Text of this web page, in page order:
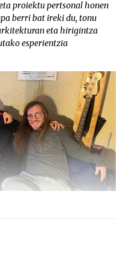
proiektu pertsonal honen
berri bat ireki du, tonu
eta hirigintza
esperientzia